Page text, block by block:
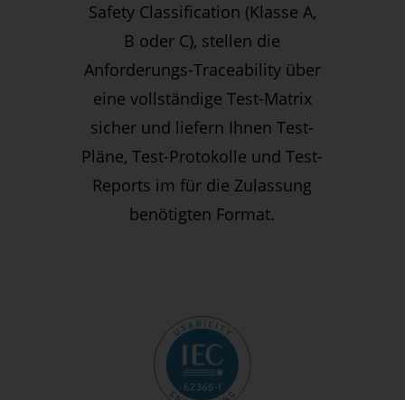
Safety Classification (Klasse A,
B oder C), stellen die
Anforderungs-Traceability über
eine vollständige Test-Matrix
sicher und liefern Ihnen Test-
Pläne, Test-Protokolle und Test-
Reports im für die Zulassung
benötigten Format.